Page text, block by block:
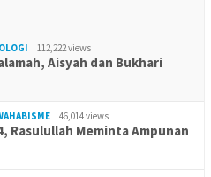
112,222 views
Aisyah dan Bukhari
46,014 views
Rasulullah Meminta Ampunan